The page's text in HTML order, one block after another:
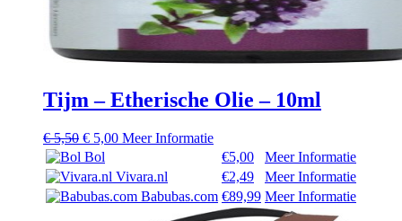
Tijm – Etherische Olie – 10ml
€5,50 Oorspronkelijke
prijs
€ 5,50.
€ 5,00Huidige
is:
€ 5,00.
Meer Informatie
Bol
€5,00
Meer Informatie
Vivara.nl
€2,49
Meer Informatie
Babubas.com €89,99 Meer Informatie